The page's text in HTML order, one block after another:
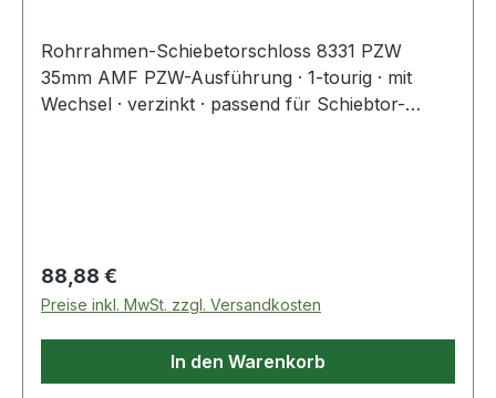
Rohrrahmen-Schiebetorschloss 8331 PZW
35mm AMF PZW-Ausführung · 1-tourig · mit
Wechsel · verzinkt · passend für Schiebtor-
Regulärer Preis:
88,88 €
Preise inkl. MwSt. zzgl. Versandkosten
In den Warenkorb